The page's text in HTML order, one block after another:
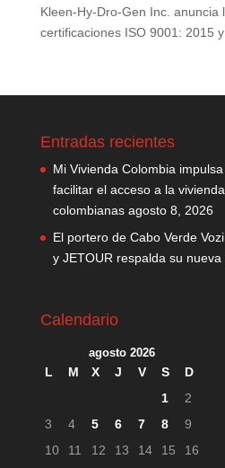
Kleen-Hy-Dro-Gen Inc. anuncia
certificaciones ISO 9001: 2015
Entradas recientes
Mi Vivienda Colombia
facilitar el acceso a la
colombianas agosto 8, 2026
El portero de Cabo Verde
y JETOUR respalda su nueva
Calendario
agosto 2026
L M X J V S
D
1
2
3
4 5 6 7 8
9
10
11 12 13 14 15
16